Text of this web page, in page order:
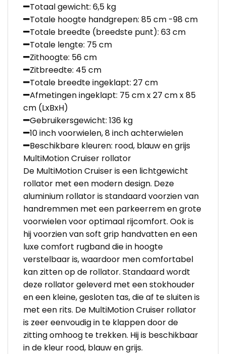
Totaal gewicht: 6,5 kg
Totale hoogte handgrepen: 85 cm -98 cm
Totale breedte (breedste punt): 63 cm
Totale lengte: 75 cm
Zithoogte: 56 cm
Zitbreedte: 45 cm
Totale breedte ingeklapt: 27 cm
Afmetingen ingeklapt: 75 cm x 27 cm x 85
cm (LxBxH)
Gebruikersgewicht: 136 kg
10 inch voorwielen, 8 inch achterwielen
Beschikbare kleuren: rood, blauw en grijs
MultiMotion Cruiser rollator
De MultiMotion Cruiser is een lichtgewicht
rollator met een modern design. Deze
aluminium rollator is standaard voorzien van
handremmen met een parkeerrem en grote
voorwielen voor optimaal rijcomfort. Ook is
hij voorzien van soft grip handvatten en een
luxe comfort rugband die in hoogte
verstelbaar is, waardoor men comfortabel
kan zitten op de rollator. Standaard wordt
deze rollator geleverd met een stokhouder
en een kleine, gesloten tas, die af te sluiten is
met een rits. De MultiMotion Cruiser rollator
is zeer eenvoudig in te klappen door de
zitting omhoog te trekken. Hij is beschikbaar
in de kleur rood, blauw en grijs.